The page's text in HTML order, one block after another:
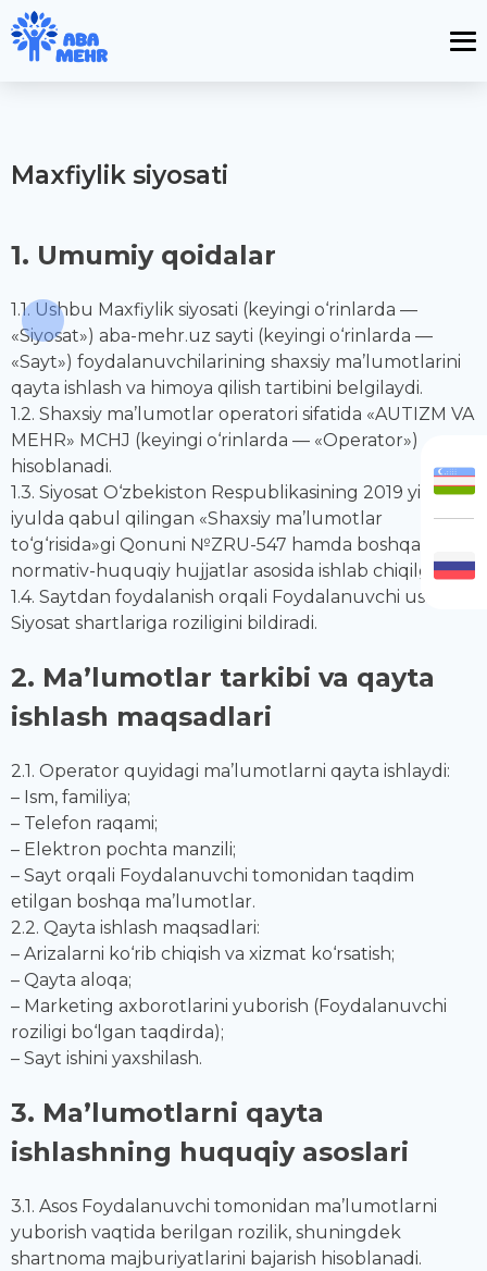
Maxfiylik siyosati
1. Umumiy qoidalar
1.1. Ushbu Maxfiylik siyosati (keyingi o‘rinlarda —
«Siyosat») aba-mehr.uz sayti (keyingi o‘rinlarda —
«Sayt») foydalanuvchilarining shaxsiy ma’lumotlarini
qayta ishlash va himoya qilish tartibini belgilaydi.
1.2. Shaxsiy ma’lumotlar operatori sifatida «AUTIZM VA
MEHR» MCHJ (keyingi o‘rinlarda — «Operator»)
hisoblanadi.
1.3. Siyosat O‘zbekiston Respublikasining 2019 yil 2
iyulda qabul qilingan «Shaxsiy ma’lumotlar
to‘g‘risida»gi Qonuni №ZRU-547 hamda boshqa
normativ-huquqiy hujjatlar asosida ishlab chiqilgan.
1.4. Saytdan foydalanish orqali Foydalanuvchi ushbu
Siyosat shartlariga roziligini bildiradi.
2. Ma’lumotlar tarkibi va qayta
ishlash maqsadlari
2.1. Operator quyidagi ma’lumotlarni qayta ishlaydi:
– Ism, familiya;
– Telefon raqami;
– Elektron pochta manzili;
– Sayt orqali Foydalanuvchi tomonidan taqdim
etilgan boshqa ma’lumotlar.
2.2. Qayta ishlash maqsadlari:
– Arizalarni ko‘rib chiqish va xizmat ko‘rsatish;
– Qayta aloqa;
– Marketing axborotlarini yuborish (Foydalanuvchi
roziligi bo‘lgan taqdirda);
– Sayt ishini yaxshilash.
3. Ma’lumotlarni qayta
ishlashning huquqiy asoslari
3.1. Asos Foydalanuvchi tomonidan ma’lumotlarni
yuborish vaqtida berilgan rozilik, shuningdek
shartnoma majburiyatlarini bajarish hisoblanadi.